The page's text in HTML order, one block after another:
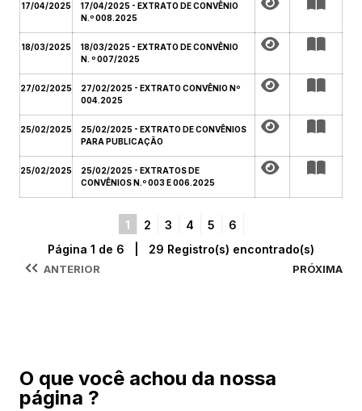
17/04/2025
17/04/2025 - EXTRATO DE CONVÊNIO
N.º 008.2025
18/03/2025
18/03/2025 - EXTRATO DE CONVÊNIO
N. º 007/2025
27/02/2025
27/02/2025 - EXTRATO CONVÊNIO Nº
004.2025
25/02/2025
25/02/2025 - EXTRATO DE CONVÊNIOS
PARA PUBLICAÇÃO
25/02/2025
25/02/2025 - EXTRATOS DE
CONVÊNIOS N.º 003 E 006.2025
1 2 3 4 5 6
ANTERIOR
Página 1 de 6 | 29 Registro(s) encontrado(s)
PRÓXIMA
O que você achou da nossa
página ?